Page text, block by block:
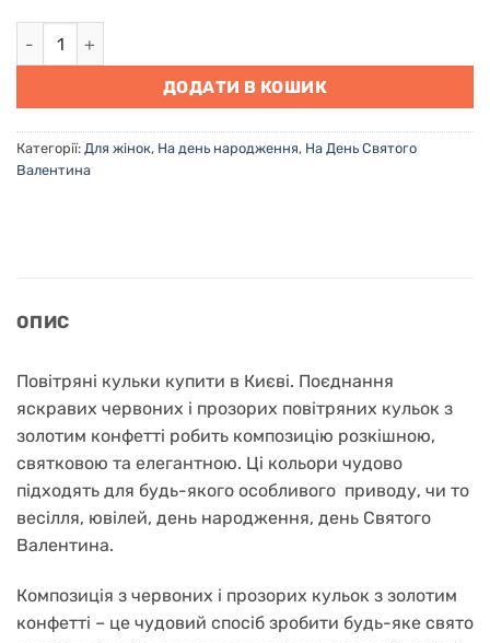
Повітряні кульки купити в Києві "Королівські рубіни"
ДОДАТИ В КОШИК
Категорії: Для жінок, На день народження, На День Святого
Валентина
ОПИС
Повітряні кульки купити в Києві. Поєднання
яскравих червоних і прозорих повітряних кульок з
золотим конфетті робить композицію розкішною,
святковою та елегантною. Ці кольори чудово
підходять для будь-якого особливого приводу, чи то
весілля, ювілей, день народження, день Святого
Валентина.
Композиція з червоних і прозорих кульок з золотим
конфетті – це чудовий спосіб зробити будь-яке свято